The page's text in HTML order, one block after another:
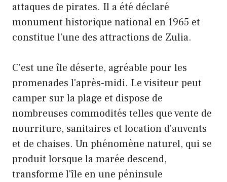
attaques de pirates. Il a été déclaré
monument historique national en 1965 et
constitue l'une des attractions de Zulia.
C'est une île déserte, agréable pour les
promenades l'après-midi. Le visiteur peut
camper sur la plage et dispose de
nombreuses commodités telles que vente de
nourriture, sanitaires et location d'auvents
et de chaises. Un phénomène naturel, qui se
produit lorsque la marée descend,
transforme l'île en une péninsule